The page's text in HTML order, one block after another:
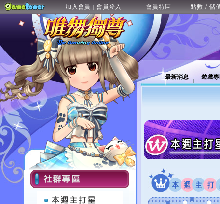
加入會員 | 會員登入 會員特區 點數 / 儲
最新消息 遊戲